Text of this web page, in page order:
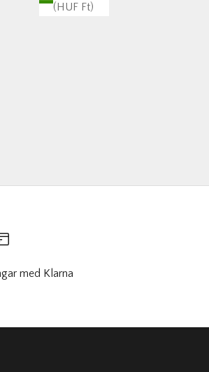
(HUF Ft)
med Klarna